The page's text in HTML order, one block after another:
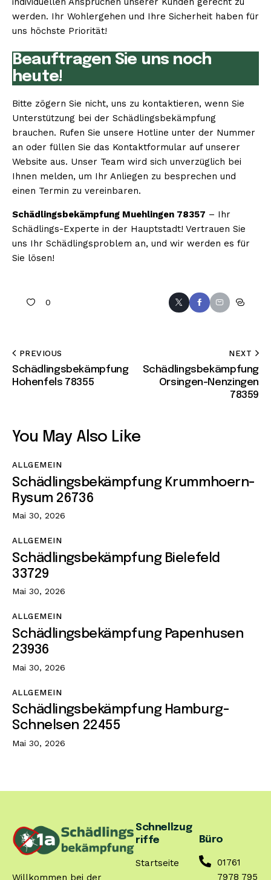
werden. Ihr Wohlergehen und Ihre Sicherheit haben für
uns höchste Priorität!
Beauftragen Sie uns noch
heute!
Bitte zögern Sie nicht, uns zu kontaktieren, wenn Sie
Unterstützung bei der Schädlingsbekämpfung
brauchen. Rufen Sie unsere Hotline unter der Nummer
an oder füllen Sie das Kontaktformular auf unserer
Website aus. Unser Team wird sich unverzüglich bei
Ihnen melden, um Ihr Anliegen zu besprechen und
einen Termin zu vereinbaren.
Schädlingsbekämpfung Muehlingen 78357 – Ihr
Schädlings-Experte in der Hauptstadt! Vertrauen Sie
uns Ihr Schädlingsproblem an, und wir werden es für
Sie lösen!
0
PREVIOUS
Schädlingsbekämpfung
Hohenfels 78355
NEXT
Schädlingsbekämpfung
Orsingen-Nenzingen
78359
You May Also Like
ALLGEMEIN
Schädlingsbekämpfung Krummhoern-
Rysum 26736
Mai 30, 2026
ALLGEMEIN
Schädlingsbekämpfung Bielefeld
33729
Mai 30, 2026
ALLGEMEIN
Schädlingsbekämpfung Papenhusen
23936
Mai 30, 2026
ALLGEMEIN
Schädlingsbekämpfung Hamburg-
Schnelsen 22455
Mai 30, 2026
Willkommen bei der
Schnellzug
riffe
Startseite
Büro
01761
7978 795